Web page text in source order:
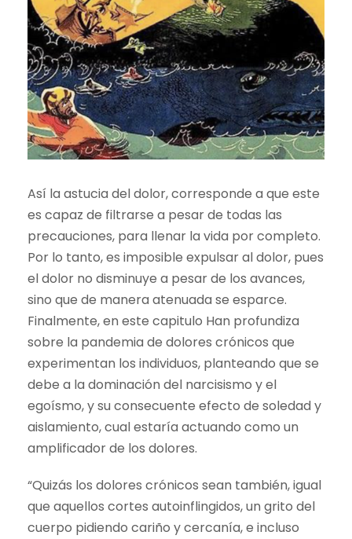
Así la astucia del dolor, corresponde a que este
es capaz de filtrarse a pesar de todas las
precauciones, para llenar la vida por completo.
Por lo tanto, es imposible expulsar al dolor, pues
el dolor no disminuye a pesar de los avances,
sino que de manera atenuada se esparce.
Finalmente, en este capitulo Han profundiza
sobre la pandemia de dolores crónicos que
experimentan los individuos, planteando que se
debe a la dominación del narcisismo y el
egoísmo, y su consecuente efecto de soledad y
aislamiento, cual estaría actuando como un
amplificador de los dolores.
“Quizás los dolores crónicos sean también, igual
que aquellos cortes autoinflingidos, un grito del
cuerpo pidiendo cariño y cercanía, e incluso